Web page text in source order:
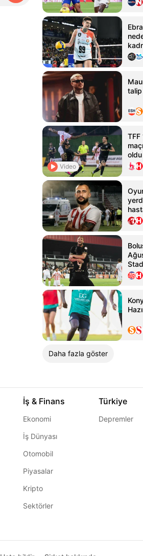
talip
Video
TFF
oldu
Daha fazla göster
İş & Finans
Ekonomi
İş Dünyası
Otomobil
Piyasalar
Kripto
Sektörler
Türkiye
Depremler